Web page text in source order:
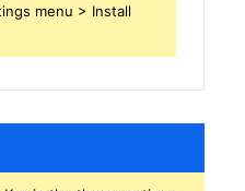
menu > Install